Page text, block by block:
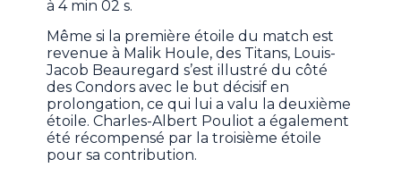
à 4 min 02 s.
Même si la première étoile du match est
revenue à Malik Houle, des Titans, Louis-
Jacob Beauregard s’est illustré du côté
des Condors avec le but décisif en
prolongation, ce qui lui a valu la deuxième
étoile. Charles-Albert Pouliot a également
été récompensé par la troisième étoile
pour sa contribution.